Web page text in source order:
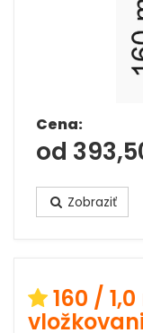
Cena:
od
Zobraziť
160 /